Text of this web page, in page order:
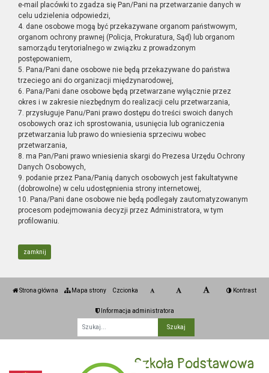
e-mail placówki to zgadza się Pan/Pani na przetwarzanie danych w
celu udzielenia odpowiedzi,
4. dane osobowe mogą być przekazywane organom państwowym,
organom ochrony prawnej (Policja, Prokuratura, Sąd) lub organom
samorządu terytorialnego w związku z prowadzonym
postępowaniem,
5. Pana/Pani dane osobowe nie będą przekazywane do państwa
trzeciego ani do organizacji międzynarodowej,
6. Pana/Pani dane osobowe będą przetwarzane wyłącznie przez
okres i w zakresie niezbędnym do realizacji celu przetwarzania,
7. przysługuje Panu/Pani prawo dostępu do treści swoich danych
osobowych oraz ich sprostowania, usunięcia lub ograniczenia
przetwarzania lub prawo do wniesienia sprzeciwu wobec
przetwarzania,
8. ma Pan/Pani prawo wniesienia skargi do Prezesa Urzędu Ochrony
Danych Osobowych,
9. podanie przez Pana/Panią danych osobowych jest fakultatywne
(dobrowolne) w celu udostępnienia strony internetowej,
10. Pana/Pani dane osobowe nie będą podlegały zautomatyzowanym
procesom podejmowania decyzji przez Administratora, w tym
profilowaniu.
zamknij
Strona główna Mapa strony Czcionka Kontrast
Informacja administratora
Szkoła Podstawowa